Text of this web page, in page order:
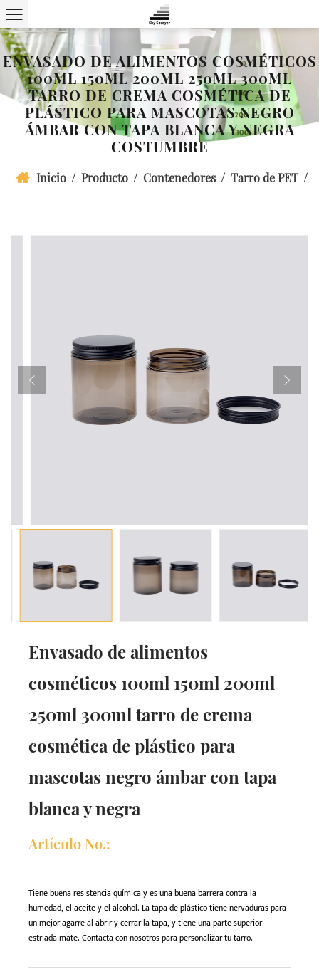
ENVASADO DE ALIMENTOS COSMÉTICOS
100ML 150ML 200ML 250ML 300ML
TARRO DE CREMA COSMÉTICA DE
PLÁSTICO PARA MASCOTAS NEGRO
ÁMBAR CON TAPA BLANCA Y NEGRA
COSTUMBRE
Inicio / Producto / Contenedores / Tarro de PET /
Envasado de alimentos
cosméticos 100ml 150ml 200ml
250ml 300ml tarro de crema
cosmética de plástico para
mascotas negro ámbar con tapa
blanca y negra
Artículo No.:
Tiene buena resistencia química y es una buena barrera contra la
humedad, el aceite y el alcohol. La tapa de plástico tiene nervaduras para
un mejor agarre al abrir y cerrar la tapa, y tiene una parte superior
estriada mate. Contacta con nosotros para personalizar tu tarro.